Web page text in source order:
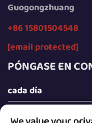
Guogongzhuang
+86 15801504548
[email protected]
PÓNGASE EN
cada día